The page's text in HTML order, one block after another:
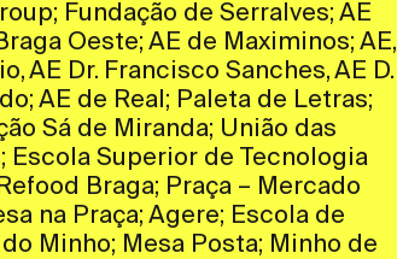
Fundação de Serralves; AE
Oeste; AE de Maximinos; AE,
AE Dr. Francisco Sanches, AE D.
AE de Real; Paleta de Letras;
Sá de Miranda; União das
Escola Superior de Tecnologia
Braga; Praça – Mercado
na Praça; Agere; Escola de
Minho; Mesa Posta; Minho de